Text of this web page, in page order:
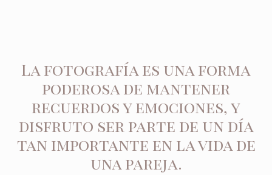
La fotografía es una forma
poderosa de mantener
recuerdos y emociones, y
disfruto ser parte de un día
tan importante en la vida de
una pareja.